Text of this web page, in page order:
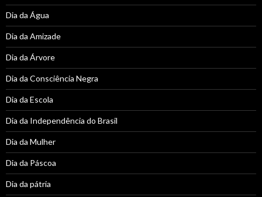
Dia da Água
Dia da Amizade
Dia da Árvore
Dia da Consciência Negra
Dia da Escola
Dia da Independência do Brasil
Dia da Mulher
Dia da Páscoa
Dia da pátria